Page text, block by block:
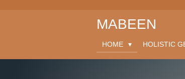
MABEEN
HOME HOLISTIC